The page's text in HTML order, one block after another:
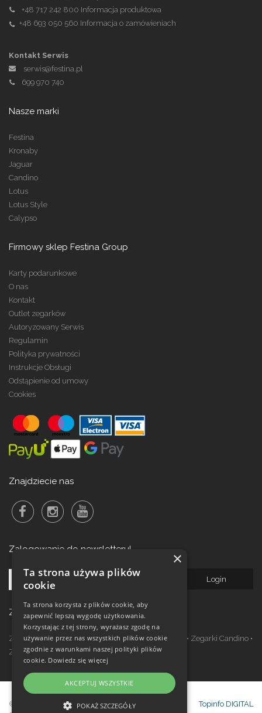
+48 717 242 800 Informacja produktowa
+48 693 050 560 Informacja o zamówieniach
Kontakt Serwis
serwis@festina.pl
699 970 740
Nasze marki
Festina
Kronaby
Jaguar
Candino
Lotus
Lotus Style
Calypso
Firmowy sklep Festina Group
Karty podarunkowe
O nas
Kontakt
Outlet zegarków
Autoryzowany Serwis
Regulamin
Polityka prywatności
Instrukcje Obsługi
Odstąpienie od umowy
Cookies
Znajdziecie nas
Zalogowanie do newsletteru!
Zegarki w ofercie
Zegarki Festina•Zegarki Kronaby•Zegarki Jaguar • Zegarki Candino •
Zegarki Lotus•Zegarki Calypso
© Copyright Janeba Time Sp. z o.o. 2017-
Topinfo DIGITAL
×
Ta strona używa plików
cookie
Ta strona korzysta z plików cookie, aby
zapewnić lepszą wygodę użytkowania.
Korzystając z tej strony, wyrażasz zgodę na
używanie przez nas wszystkich plików cookie
zgodnie z warunkami naszej polityki plików
cookie. Dowiedz się więcej
AKCEPTUJ WSZYSTKIE
POKAŻ SZCZEGÓŁY